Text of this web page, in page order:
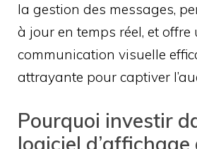
la gestion des messages,
à jour en temps réel, et offre
communication visuelle
attrayante pour captiver
Pourquoi investir
logiciel